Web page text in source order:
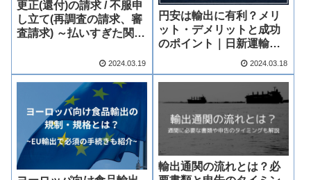
更正(還付)の請求 / 不服申
し立て(再調査の請求、審
査請求) ～払いすぎた関税
2024.03.19
円安は輸出に有利？メリ
ット・デメリットと成功
のポイント｜日新運輸工
2024.03.18
輸出通関の流れとは？必